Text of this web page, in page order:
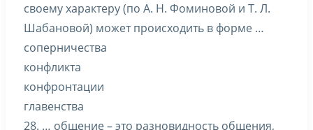
своему характеру (по А. Н. Фоминовой и Т. Л.
Шабановой) может происходить в форме …
соперничества
конфликта
конфронтации
главенства
28. … общение – это разновидность общения,